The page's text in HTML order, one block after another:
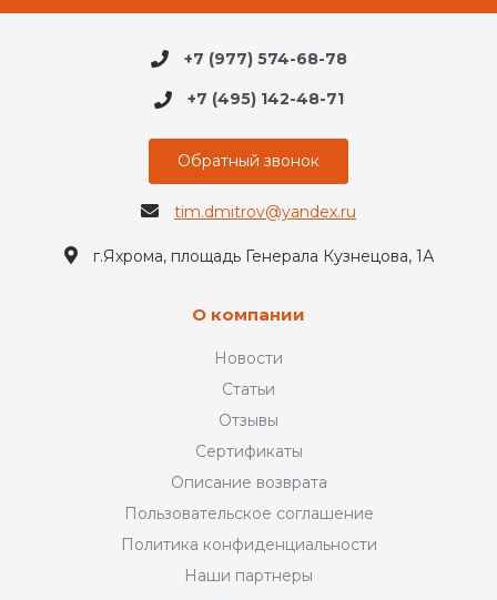
+7 (977) 574-68-78
+7 (495) 142-48-71
Обратный звонок
tim.dmitrov@yandex.ru
г.Яхрома, площадь Генерала Кузнецова, 1А
О компании
Новости
Статьи
Отзывы
Сертификаты
Описание возврата
Пользовательское соглашение
Политика конфиденциальности
Наши партнеры